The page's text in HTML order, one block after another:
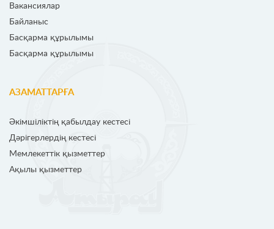
Вакансиялар
Байланыс
Басқарма құрылымы
Басқарма құрылымы
АЗАМАТТАРҒА
Әкімшіліктің қабылдау кестесі
Дәрігерлердің кестесі
Мемлекеттік қызметтер
Ақылы қызметтер